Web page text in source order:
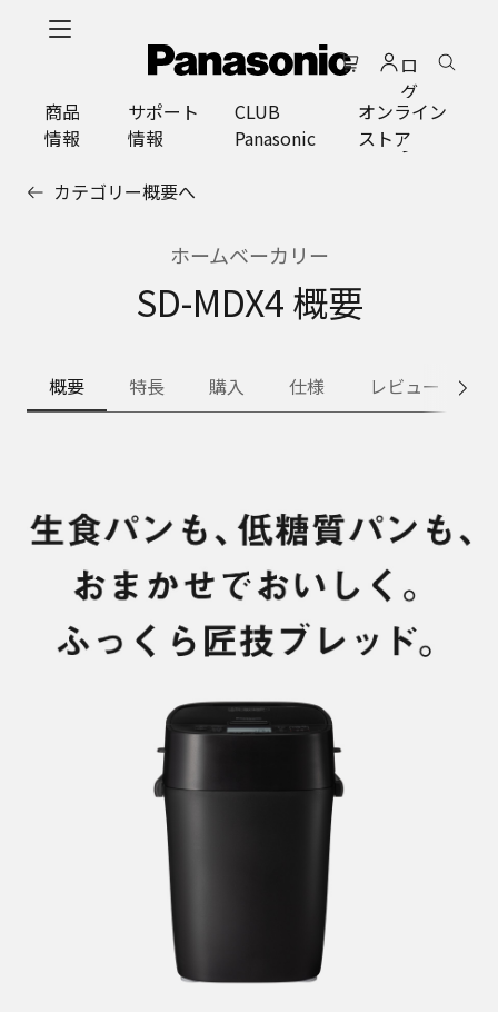
ロ
グ
イ
ン
商品
情報
サポート
情報
CLUB
Panasonic
オンライン
ストア
カテゴリー概要へ
ホームベーカリー
SD-MDX4 概要
概要 特長 購入 仕様 レビュー